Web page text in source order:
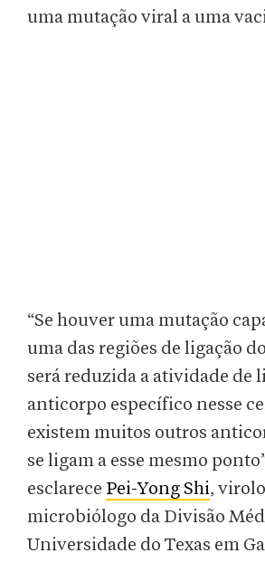
uma mutação viral a uma
“Se houver uma mutação
uma das regiões de ligação
será reduzida a atividade de
anticorpo específico nesse
existem muitos outros
se ligam a esse mesmo
esclarece Pei-Yong Shi,
microbiólogo da Divisão
Universidade do Texas em